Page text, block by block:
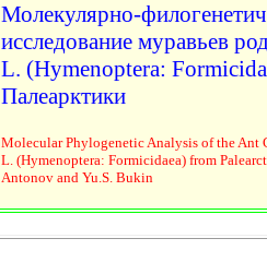
Молекулярно-
исследование муравьев
L. (Hymenoptera:
Палеарктики
Molecular Phylogenetic Analysis of the Ant
L. (Hymenoptera: Formicidaea) from
Antonov and Yu.S. Bukin